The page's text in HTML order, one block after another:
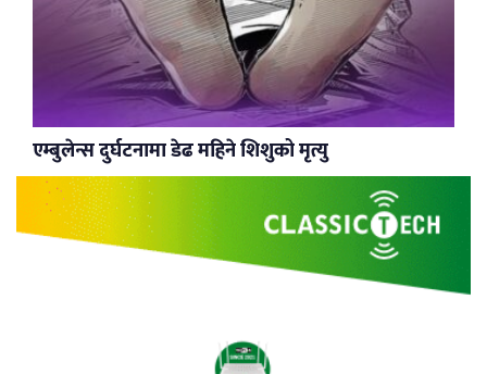
एम्बुलेन्स दुर्घटनामा डेढ महिने शिशुको मृत्यु